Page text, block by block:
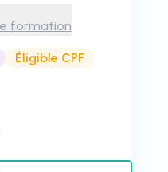
formation
Éligible CPF